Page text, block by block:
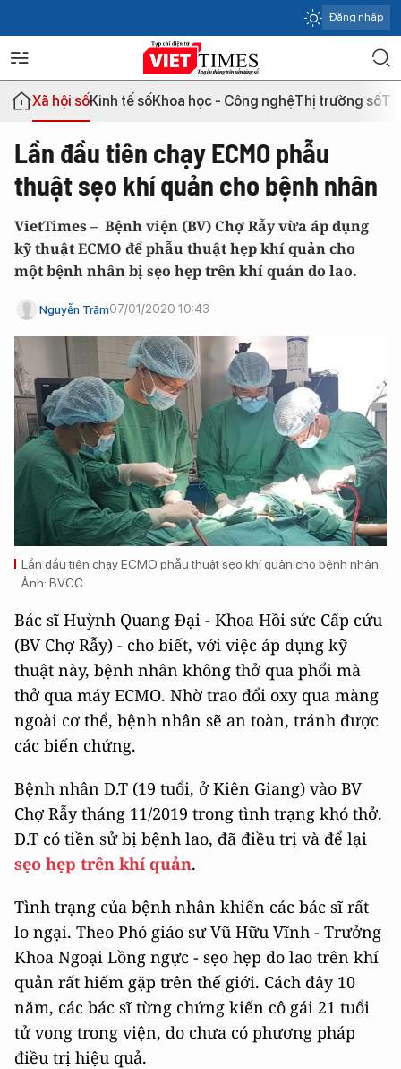
Đăng nhập
Xã hội sốKinh tế sốKhoa học - Công nghệThị trường số
Lần đầu tiên chạy ECMO phẫu
thuật sẹo khí quản cho bệnh nhân
VietTimes – Bệnh viện (BV) Chợ Rẫy vừa áp dụng
kỹ thuật ECMO để phẫu thuật hẹp khí quản cho
một bệnh nhân bị sẹo hẹp trên khí quản do lao.
Nguyễn Trăm07/01/2020 10:43
Lần đầu tiên chạy ECMO phẫu thuật sẹo khí quản cho bệnh nhân.
Ảnh: BVCC
Bác sĩ Huỳnh Quang Đại - Khoa Hồi sức Cấp cứu
(BV Chợ Rẫy) - cho biết, với việc áp dụng kỹ
thuật này, bệnh nhân không thở qua phổi mà
thở qua máy ECMO. Nhờ trao đổi oxy qua màng
ngoài cơ thể, bệnh nhân sẽ an toàn, tránh được
các biến chứng.
Bệnh nhân D.T (19 tuổi, ở Kiên Giang) vào BV
Chợ Rẫy tháng 11/2019 trong tình trạng khó thở.
D.T có tiền sử bị bệnh lao, đã điều trị và để lại
sẹo hẹp trên khí quản.
Tình trạng của bệnh nhân khiến các bác sĩ rất
lo ngại. Theo Phó giáo sư Vũ Hữu Vĩnh - Trưởng
Khoa Ngoại Lồng ngực - sẹo hẹp do lao trên khí
quản rất hiếm gặp trên thế giới. Cách đây 10
năm, các bác sĩ từng chứng kiến cô gái 21 tuổi
tử vong trong viện, do chưa có phương pháp
điều trị hiệu quả.